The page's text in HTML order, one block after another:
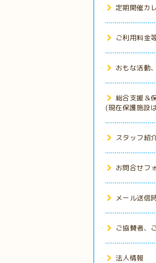
定期開催カ
ご利用料金
おもな活動
総合支援＆
(現在保護施設
スタッフ紹
お問合せフ
メール送信
ご協賛者、
法人情報